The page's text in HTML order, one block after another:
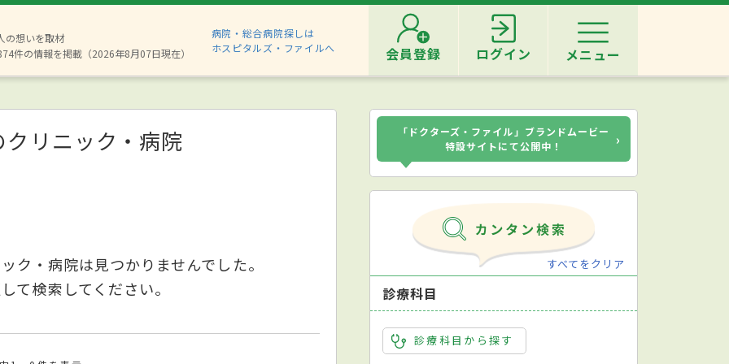
の想いを取材
件の情報を掲載（2026年8月07日現在）
病院・総合病院探しは
ホスピタルズ・ファイルへ
会員登録 ログイン メニュー
クリニック・病院
ク・病院は見つかりませんでした。
て検索してください。
「ドクターズ・ファイル」ブランドムービー
特設サイトにて公開中！
›
すべてをクリア
診療科目
診療科目から探す